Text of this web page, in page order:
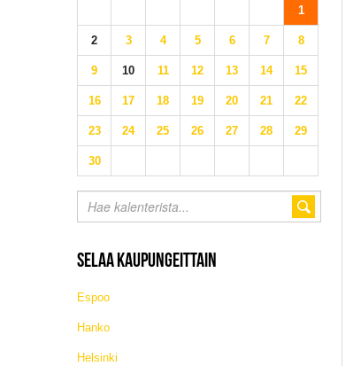
1
2 3 4 5 6 7 8
9 10 11 12 13 14 15
16 17 18 19 20 21 22
23 24 25 26 27 28 29
30
SELAA KAUPUNGEITTAIN
Espoo
Hanko
Helsinki